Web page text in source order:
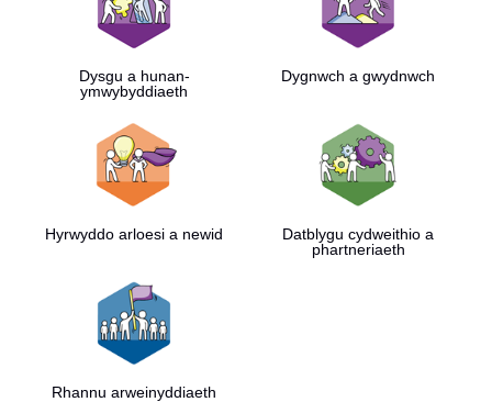
Dysgu a hunan-
ymwybyddiaeth
Dygnwch a gwydnwch
Hyrwyddo arloesi a newid
Datblygu cydweithio a
phartneriaeth
Rhannu arweinyddiaeth